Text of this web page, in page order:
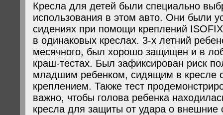
Кресла для детей были специально
использования в этом авто. Они были
сидениях при помощи креплений
в одинаковых креслах. 3-х летний
месячного, был хорошо защищен и в
краш-тестах. Был зафиксирован риск
младшим ребенком, сидящим в кресле
креплением. Также тест
важно, чтобы голова ребенка
кресла для защиты от удара о внешние